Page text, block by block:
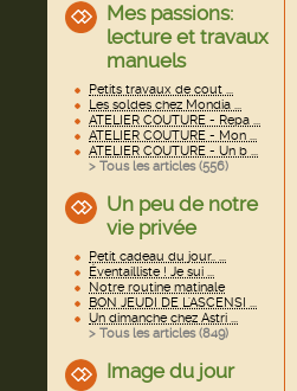
Mes passions:
lecture et travaux
manuels
Petits travaux de cout ...
Les soldes chez Mondia ...
ATELIER COUTURE - Repa ...
ATELIER COUTURE - Mon ...
ATELIER COUTURE - Un b ...
> Tous les articles (556)
Un peu de notre
vie privée
Petit cadeau du jour.. ...
Éventailliste ! Je sui ...
Notre routine matinale
BON JEUDI DE L'ASCENSI ...
Un dimanche chez Astri ...
> Tous les articles (849)
Image du jour